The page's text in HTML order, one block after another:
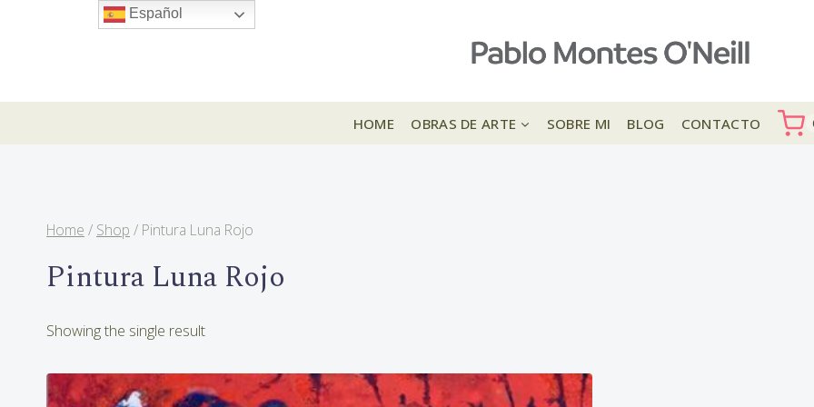
HOME OBRAS DE ARTE SOBRE MI BLOG CONTACTO
Home / Shop / Pintura Luna Rojo
Pintura Luna Rojo
Showing the single result
Español